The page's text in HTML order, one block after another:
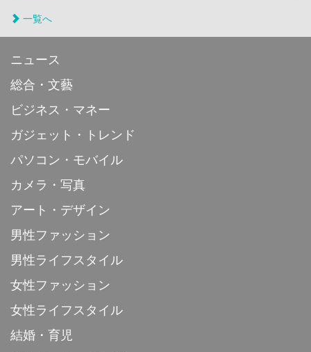
一覧へ
ニュース
総合・文藝
ビジネス・マネー
ガジェット・トレンド
パソコン・モバイル
カメラ・写真
アート・デザイン
男性ファッション
男性ライフスタイル
女性ファッション
女性ライフスタイル
結婚・育児